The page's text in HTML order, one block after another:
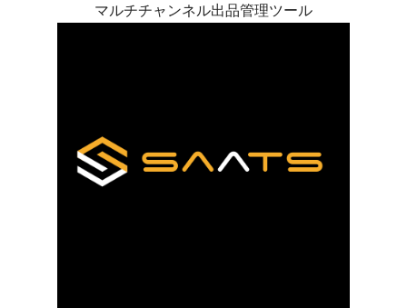
マルチチャンネル出品管理ツール